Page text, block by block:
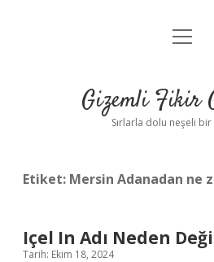
Anasayfa
Yasal
menüyü
Gizemli Fikir
Sırlarla dolu neşeli
Etiket: Mersin Adanadan ne
Içel In Adı Neden
Tarih: Ekim 18, 2024